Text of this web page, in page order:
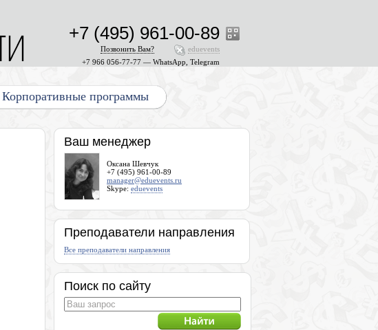
Корпоративные программы
+7 966 056-77-77 — WhatsApp, Telegram
eduevents
Позвонить Вам?
+7 (495) 961-00-89
Ваш менеджер
Оксана Шевчук
+7 (495) 961-00-89
manager@eduevents.ru
Skype: eduevents
Преподаватели направления
Все преподаватели направления
Поиск по сайту